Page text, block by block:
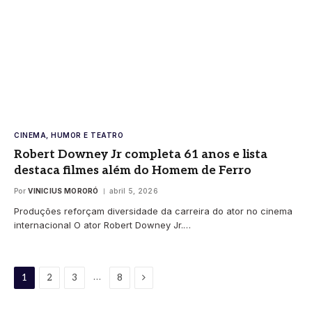
CINEMA, HUMOR E TEATRO
Robert Downey Jr completa 61 anos e lista
destaca filmes além do Homem de Ferro
Por VINICIUS MORORÓ abril 5, 2026
Produções reforçam diversidade da carreira do ator no cinema
internacional O ator Robert Downey Jr.…
1 2 3 … 8 Proximo